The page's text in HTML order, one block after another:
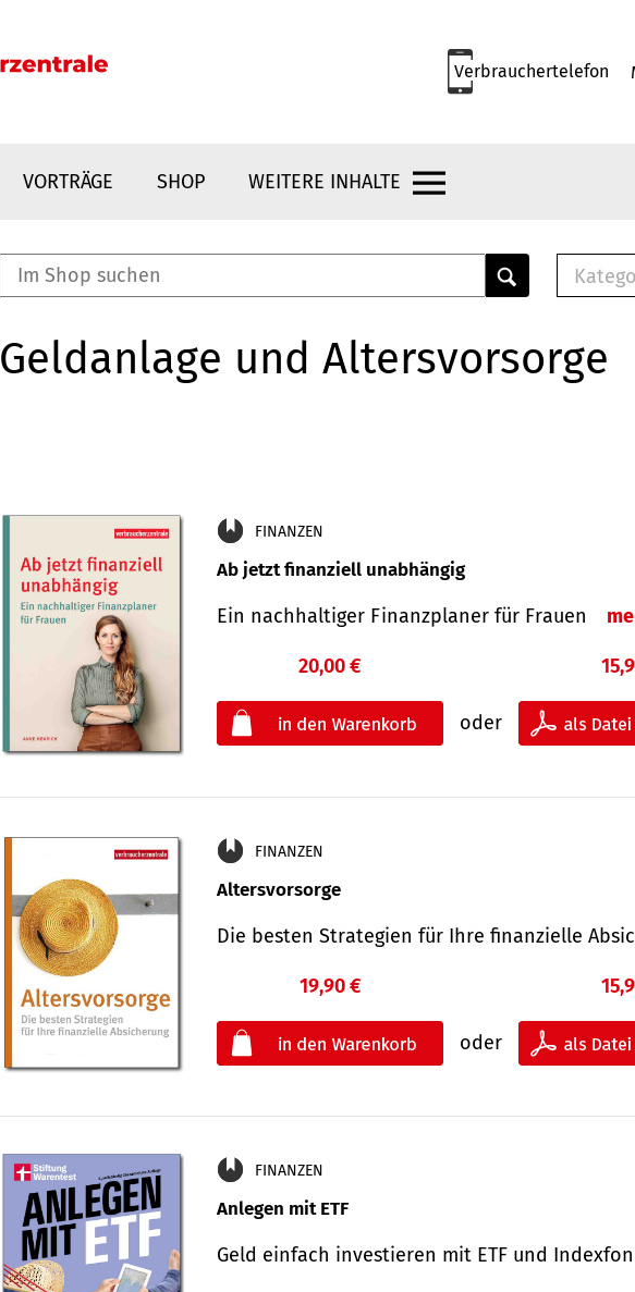
Verbrauchertelefon
VORTRÄGE SHOP WEITERE INHALTE
E-
Geldanlage und Altersvorsorge
FINANZEN
Ab jetzt finanziell unabhängig
Ein nachhaltiger Finanzplaner für Frauen
20,00 €
oder
FINANZEN
Altersvorsorge
Die besten Strategien für Ihre finanzielle
19,90 €
oder
FINANZEN
Anlegen mit ETF
Geld einfach investieren mit ETF und